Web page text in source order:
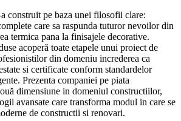
construit pe baza unei filosofii clare:
care sa raspunda tuturor nevoilor din
termica pana la finisajele decorative.
acoperă toate etapele unui proiect de
din domeniu increderea ca
si certificate conform standardelor
Prezenta companiei pe piata
dimensiune in domeniul constructiilor,
avansate care transforma modul in care se
de constructii si renovari.